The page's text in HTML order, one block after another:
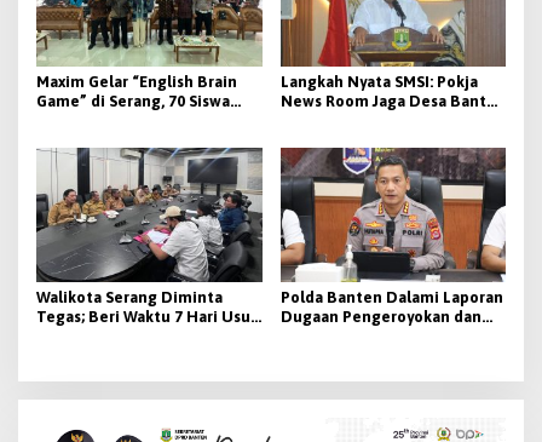
Maxim Gelar “English Brain
Game” di Serang, 70 Siswa
Langkah Nyata SMSI: Pokja
News Room Jaga Desa Banten
Walikota Serang Diminta
Tegas; Beri Waktu 7 Hari Usut
Polda Banten Dalami Laporan
Dugaan Pengeroyokan dan